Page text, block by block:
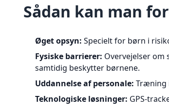
Sådan kan man
Øget opsyn: Specielt for børn i
Fysiske barrierer: Overvejelser om
samtidig beskytter børnene.
Uddannelse af personale: Træning
Teknologiske løsninger: GPS-